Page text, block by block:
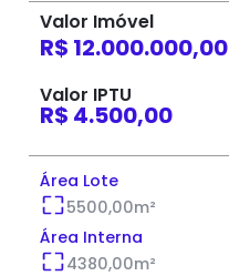
Valor Imóvel
R$ 12.000.000,00
Valor IPTU
R$ 4.500,00
Área Lote
5500,00m²
Área Interna
4380,00m²